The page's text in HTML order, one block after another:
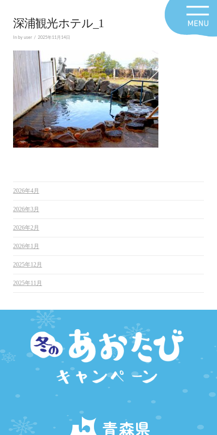
深浦観光ホテル_1
In by user 2025年11月14日
2026年4月
2026年3月
2026年2月
2026年1月
2025年12月
2025年11月
青森県